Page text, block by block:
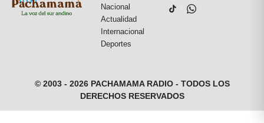
Nacional
Actualidad
Internacional
Deportes
© 2003 - 2026 PACHAMAMA RADIO - TODOS LOS
DERECHOS RESERVADOS